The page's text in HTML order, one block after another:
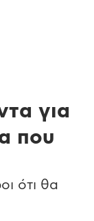
για
που
ότι θα